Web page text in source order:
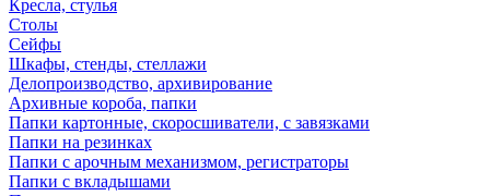
Кресла, стулья
Столы
Сейфы
Шкафы, стенды, стеллажи
Делопроизводство, архивирование
Архивные короба, папки
Папки картонные, скоросшиватели, с завязками
Папки на резинках
Папки с арочным механизмом, регистраторы
Папки с вкладышами